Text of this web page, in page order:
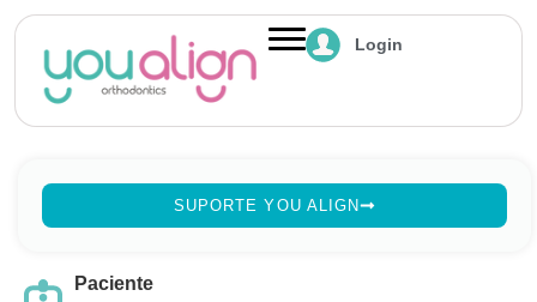
Login
SUPORTE YOU ALIGN
Paciente